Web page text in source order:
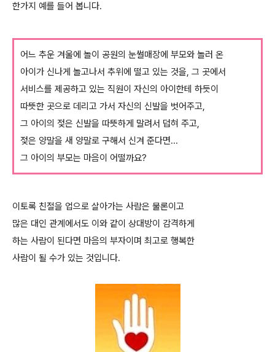
한가지 예를 들어 봅니다.
어느 추운 겨울에 놀이 공원의 눈썰매장에 부모와 놀러 온
아이가 신나게 놀고나서 추위에 떨고 있는 것을, 그 곳에서
서비스를 제공하고 있는 직원이 자신의 아이한테 하듯이
따뜻한 곳으로 데리고 가서 자신의 신발을 벗어주고,
그 아이의 젖은 신발을 따뜻하게 말려서 덥혀 주고,
젖은 양말을 새 양말로 구해서 신겨 준다면...
그 아이의 부모는 마음이 어떨까요?
이토록 친절을 업으로 살아가는 사람은 물론이고
많은 대인 관계에서도 이와 같이 상대방이 감격하게
하는 사람이 된다면 마음의 부자이며 최고로 행복한
사람이 될 수가 있는 것입니다.